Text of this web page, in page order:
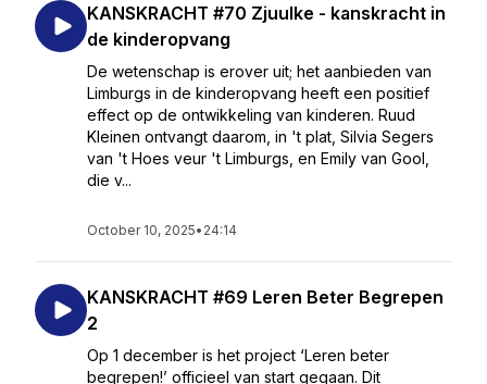
KANSKRACHT #70 Zjuulke - kanskracht in
de kinderopvang
De wetenschap is erover uit; het aanbieden van
Limburgs in de kinderopvang heeft een positief
effect op de ontwikkeling van kinderen. Ruud
Kleinen ontvangt daarom, in 't plat, Silvia Segers
van 't Hoes veur 't Limburgs, en Emily van Gool,
die v...
October 10, 2025• 24:14
KANSKRACHT #69 Leren Beter Begrepen
2
Op 1 december is het project ‘Leren beter
begrepen!’ officieel van start gegaan. Dit